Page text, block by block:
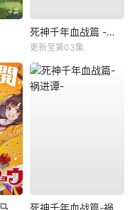
死神千年血战篇 -祸进谭-
更新至第03集
成长秀～向日葵马戏团～ 死神千年血战篇-祸进谭-